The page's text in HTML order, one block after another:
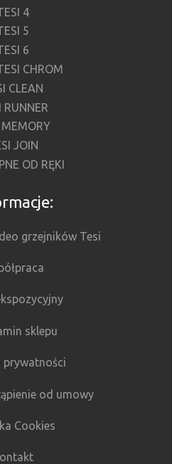
4
5
6
CHROM
CLEAN
RUNNER
JOIN
OD RĘKI
grzejników Tesi
sklepu
prywatności
od umowy
Cookies